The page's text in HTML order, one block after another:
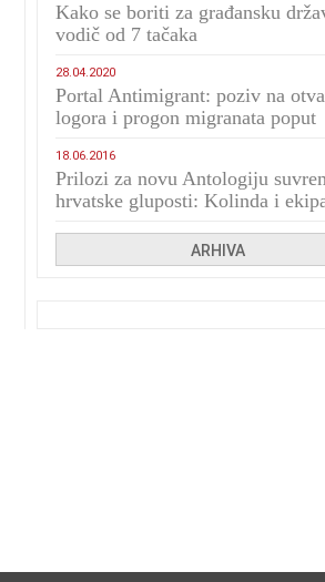
Kako se boriti za građansku
vodič od 7 tačaka
28.04.2020
Portal Antimigrant: poziv na
logora i progon migranata poput
18.06.2016
Prilozi za novu Antologiju
hrvatske gluposti: Kolinda i
ARHIVA